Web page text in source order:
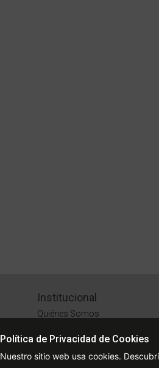
Institucional
Quiénes Somos
Políticas de Privacidad
Términos y Condiciones
Política de Privacidad de Cookies
Nuestro sitio web usa cookies.